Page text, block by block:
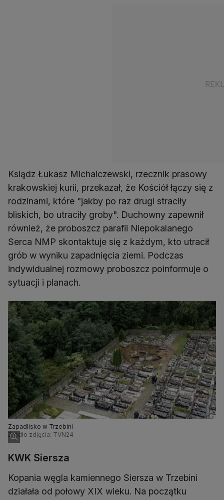
Ksiądz Łukasz Michalczewski, rzecznik prasowy
krakowskiej kurii, przekazał, że Kościół łączy się z
rodzinami, które "jakby po raz drugi straciły
bliskich, bo utraciły groby". Duchowny zapewnił
również, że proboszcz parafii Niepokalanego
Serca NMP skontaktuje się z każdym, kto utracił
grób w wyniku zapadnięcia ziemi. Podczas
indywidualnej rozmowy proboszcz poinformuje o
sytuacji i planach.
Zapadlisko w Trzebini
Źródło zdjęcia: TVN24
KWK Siersza
Kopania węgla kamiennego Siersza w Trzebini
działała od połowy XIX wieku. Na początku